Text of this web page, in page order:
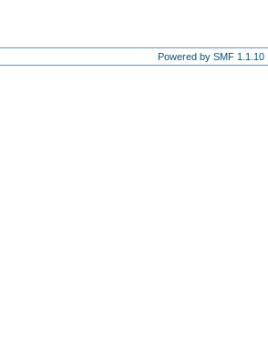
Powered by SMF 1.1.10